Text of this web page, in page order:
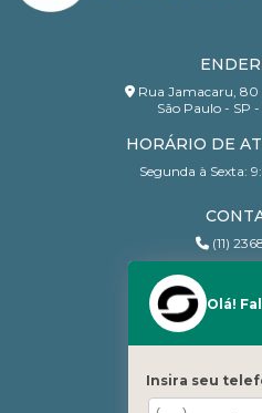
Rua Jamacaru,
São Paulo - SP
HORÁRIO DE
Segunda à Sexta:
(11)
Quem
Olá!
Insira seu